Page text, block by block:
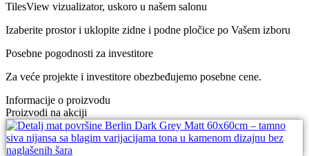
TilesView vizualizator, uskoro u našem salonu
Izaberite prostor i uklopite zidne i podne pločice po Vašem izboru
Posebne pogodnosti za investitore
Za veće projekte i investitore obezbeđujemo posebne cene.
Informacije o proizvodu
Proizvodi na akciji